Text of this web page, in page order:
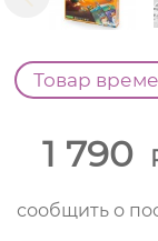
Товар
1 790
сообщить о